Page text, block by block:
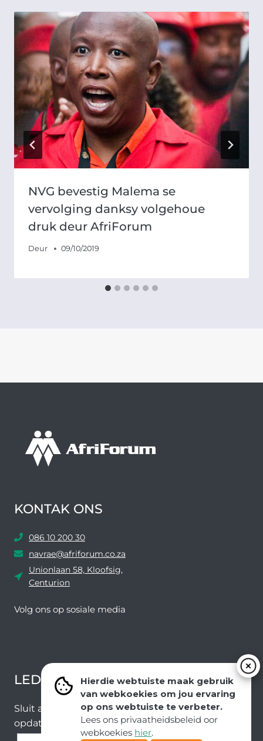
Hierdie webtuiste maak gebruik
van webkoekies om jou ervaring
op ons webtuiste te verbeter.
Lees ons privaatheidsbeleid oor
webkoekies hier.
NVG bevestig Malema se
vervolging danksy volgehoue
druk deur AfriForum
Deur 09/10/2019
KONTAK ONS
086 10 200 30
navrae@afriforum.co.za
Unionlaan 58, Kloofsig,
Centurion
Volg ons ​​op sosiale media
LEDEVOORDELE NUUSBRIEF
Sluit aan by ons e-poslys om die nuutste nuus en
opdaterings van ons span te ontvang.